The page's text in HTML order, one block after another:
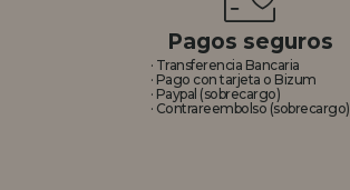
Pagos seguros
· Transferencia Bancaria
· Pago con tarjeta o Bizum
· Paypal (sobrecargo)
· Contrareembolso (sobrecargo)